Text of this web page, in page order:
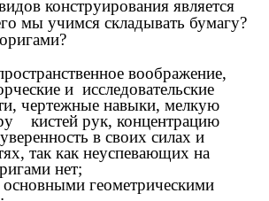
конструирования является
мы учимся складывать бумагу?
воображение,
и исследовательские
чертежные навыки, мелкую
кистей рук, концентрацию
в своих силах и
так как неуспевающих на
нет;
основными геометрическими